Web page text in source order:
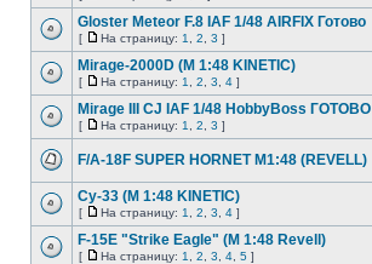
Gloster Meteor F.8 IAF 1/48 AIRFIX Готово
[ На страницу: 1 2 3 ]
Mirage-2000D (M 1:48 KINETIC)
[ На страницу: 1 2 3 4 ]
Mirage III CJ IAF 1/48 HobbyBoss ГОТОВО
[ На страницу: 1 2 3 ]
F/A-18F SUPER HORNET M1:48 (REVELL)
Су-33 (M 1:48 KINETIC)
[ На страницу: 1 2 3 4 ]
F-15E "Strike Eagle" (М 1:48 Revell)
[ На страницу: 1 2 3 4 5 ]